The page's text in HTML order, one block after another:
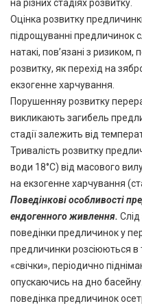
на різних стадіях розвитку.
Оцінка розвитку
підрощуванні предличинок
натакі, пов’язані з ризиком,
розвитку, як перехід на
екзогенне харчування.
Порушенняу розвитку
викликають загибель
стадії залежить від
Тривалість розвитку
води 18°С) від масового
на екзогенне харчування
Поведінкові особливості
ендогенногоживлення. Слід
поведінки предличинок у
предличинки розсіюються в
«свічки», періодично
опускаючись на дно
поведінка предличинок